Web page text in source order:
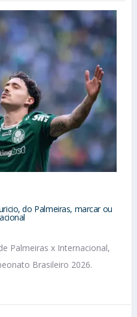
do Palmeiras, marcar ou
Palmeiras x Internacional,
Brasileiro 2026.